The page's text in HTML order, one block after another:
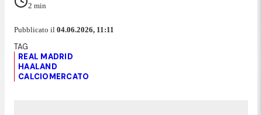
2 min
Pubblicato il 04.06.2026, 11:11
REAL MADRID
HAALAND
CALCIOMERCATO